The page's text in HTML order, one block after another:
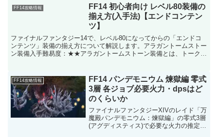
略時に確率で入手特定地域のFATEクリア
時に高確率で入手記憶...
FF14攻略情報
FF14 初心者向け レベル80装備の
揃え方(入手法)【エンドコンテン
ツ】
ファイナルファンタジー14で、レベル80になってからの「エンドコ
ンテンツ」装備の揃え方について解説します。アラガントームストー
ン装備入手難易度：★★アラガントームストーン装備とは、トークン
FF14攻略情報
FF14 パンデモニウム 煉獄編 零式
3層 各ジョブ必要火力・dpsはど
のくらいか
ファイナルファンタジーXIVのレイド「万
魔殿パンデモニウム：煉獄編」の零式3層
(アグディスティス)で必要な火力の推定